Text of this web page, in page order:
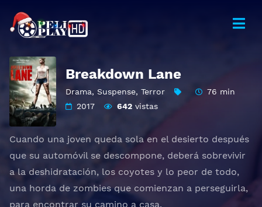
Breakdown Lane
Drama, Suspense, Terror
76 min
2017
642 vistas
Cuando una joven queda sola en el desierto después
que su automóvil se descompone, deberá sobrevivir
a la deshidratación, los coyotes y lo peor de todo,
una horda de zombies que comienzan a perseguirla,
para encontrar su camino a casa.